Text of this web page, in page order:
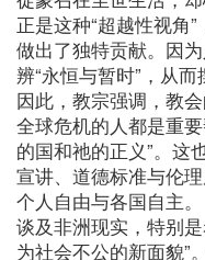
正是这种“超越性视角
做出了独特贡献。因
辨“永恒与暂时”，从而
因此，教宗强调，教
全球危机的人都是重
的国和祂的正义”。这
宣讲、道德标准与伦
个人自由与各国自主。
谈及非洲现实，特别
为社会不公的新面貌”